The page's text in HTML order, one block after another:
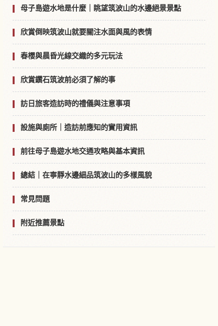
母子島遊水地是什麼｜眺望筑波山的水邊絕景景點
欣賞倒映筑波山就要關注水面與風的表情
春櫻與晨昏光線交織的多元玩法
欣賞鑽石筑波前必須了解的事
訪日旅客造訪時的禮儀與注意事項
設施與廁所｜造訪前應知的實用資訊
前往母子島遊水地交通攻略與基本資訊
總結｜在寧靜水邊細品筑波山的多樣風貌
常見問題
附近推薦景點